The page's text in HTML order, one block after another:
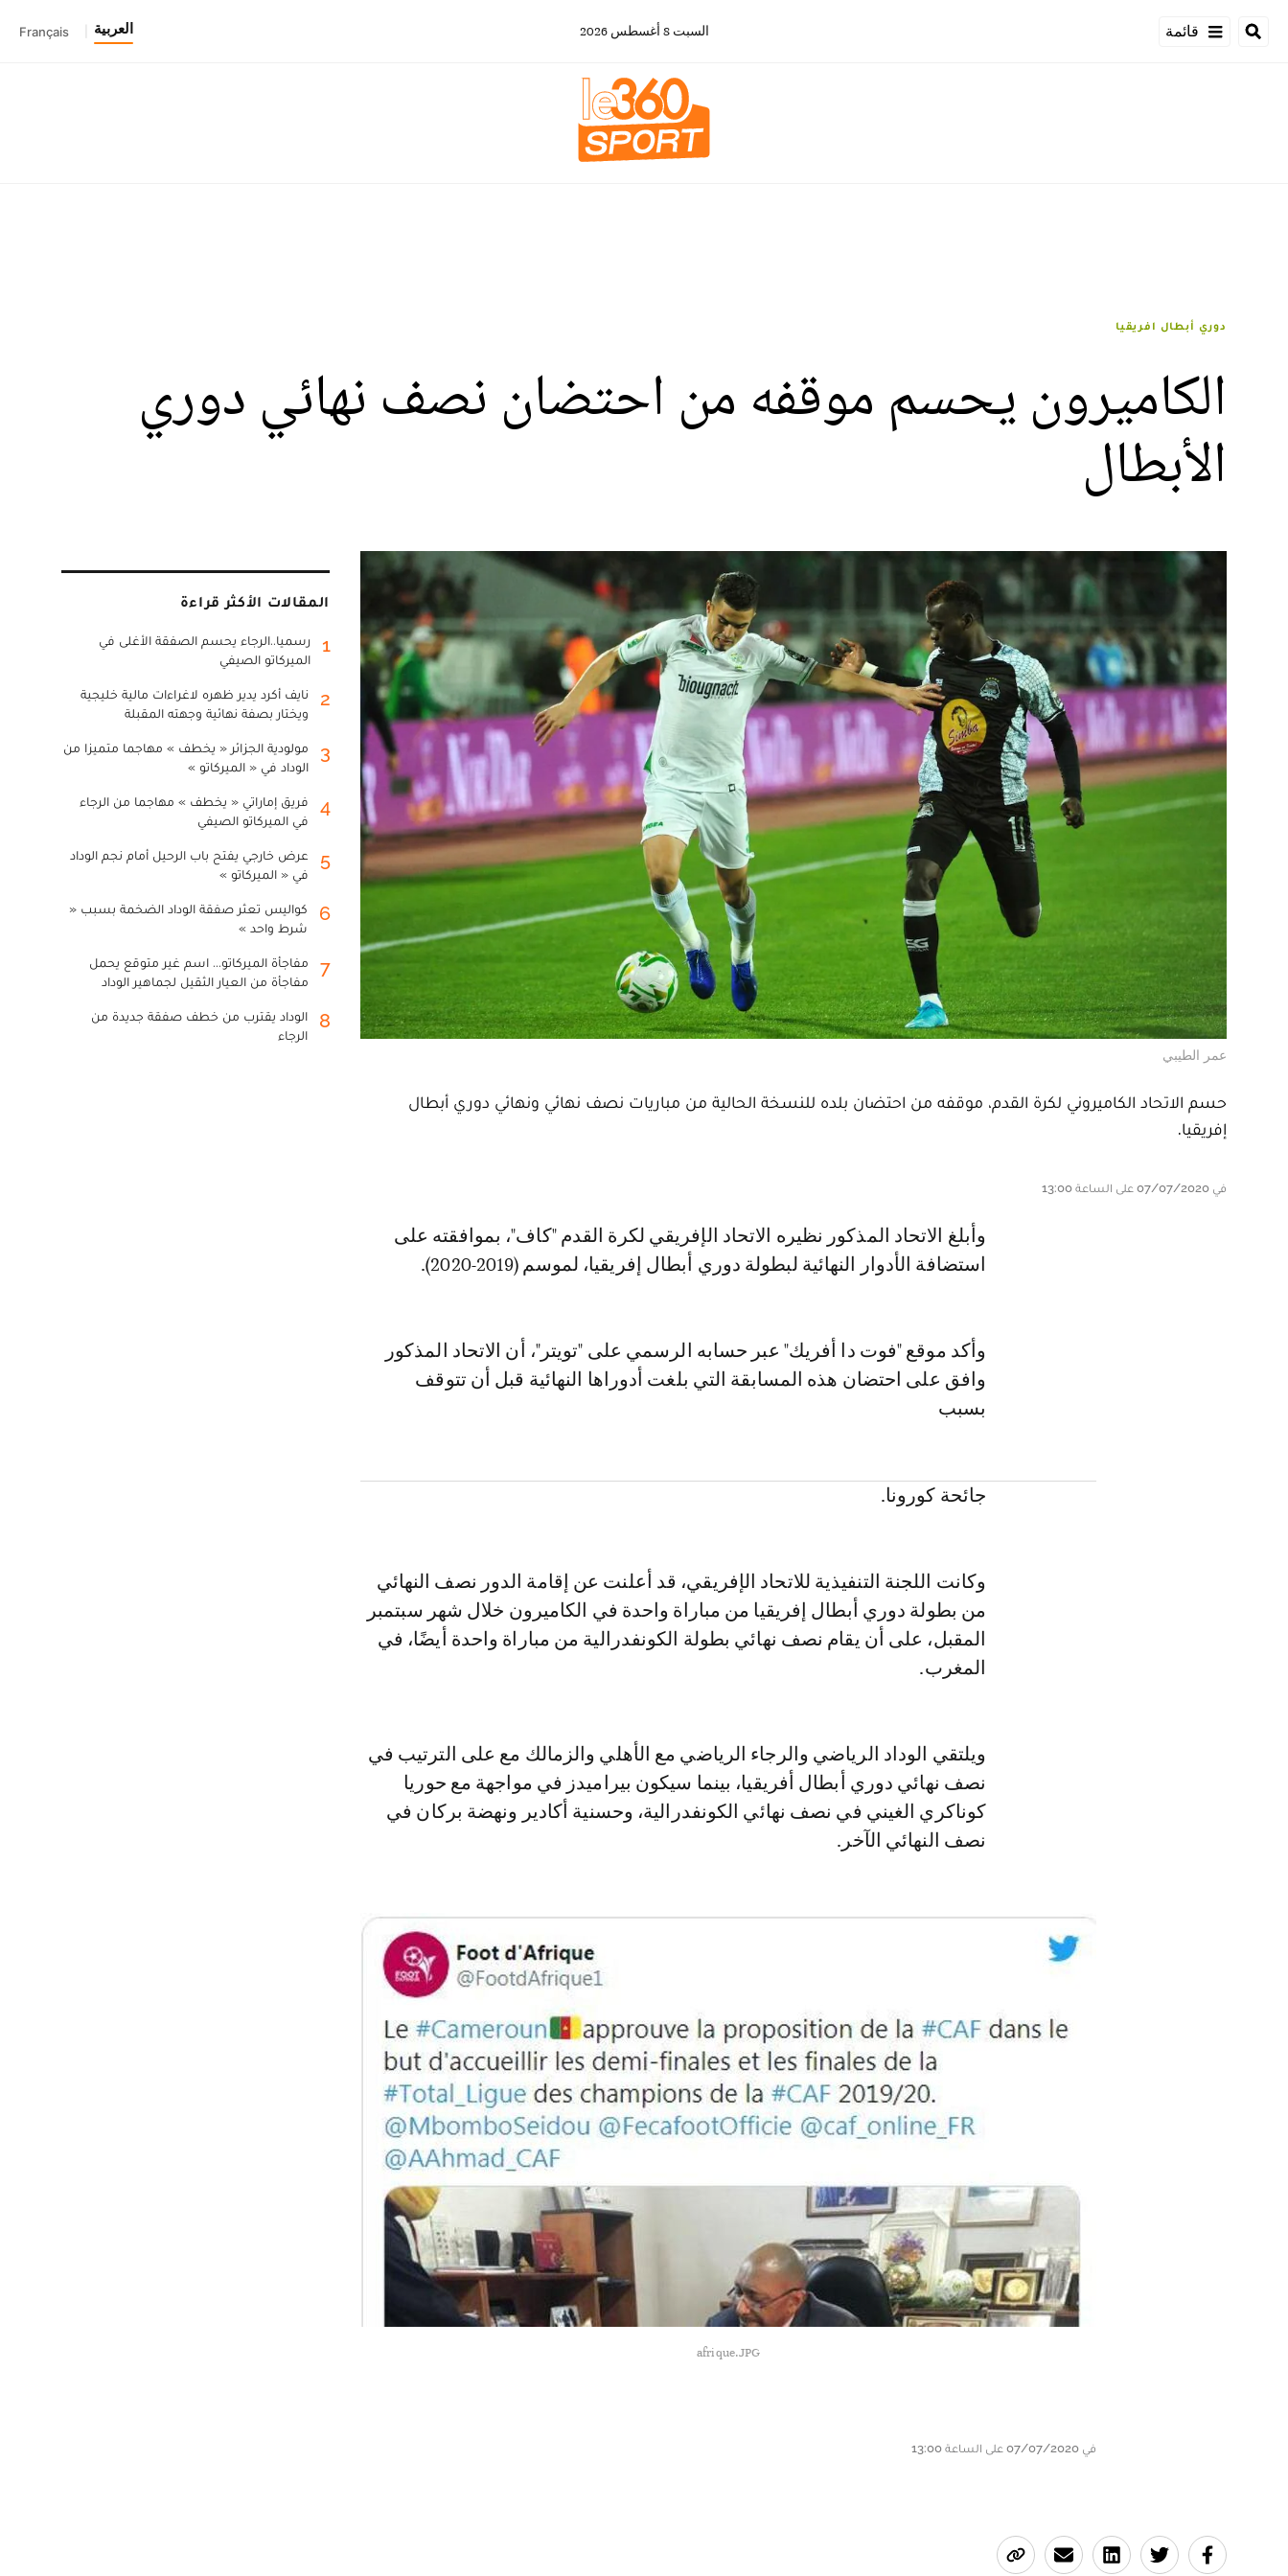
قائمة السبت 8 أغسطس 2026 العربية Français
دوري أبطال افريقيا
الكاميرون يحسم موقفه من احتضان نصف نهائي دوري
الأبطال
عمر الطيبي
حسم الاتحاد الكاميروني لكرة القدم، موقفه من احتضان بلده للنسخة الحالية من مباريات نصف نهائي ونهائي دوري أبطال
إفريقيا.
في 07/07/2020 على الساعة 13:00
وأبلغ الاتحاد المذكور نظيره الاتحاد الإفريقي لكرة القدم "كاف"، بموافقته على
استضافة الأدوار النهائية لبطولة دوري أبطال إفريقيا، لموسم (2019-2020).
وأكد موقع "فوت دا أفريك" عبر حسابه الرسمي على "تويتر"، أن الاتحاد المذكور
وافق على احتضان هذه المسابقة التي بلغت أدوراها النهائية قبل أن تتوقف
بسبب
جائحة كورونا.
وكانت اللجنة التنفيذية للاتحاد الإفريقي، قد أعلنت عن إقامة الدور نصف النهائي
من بطولة دوري أبطال إفريقيا من مباراة واحدة في الكاميرون خلال شهر سبتمبر
المقبل، على أن يقام نصف نهائي بطولة الكونفدرالية من مباراة واحدة أيضًا، في
المغرب.
ويلتقي الوداد الرياضي والرجاء الرياضي مع الأهلي والزمالك مع على الترتيب في
نصف نهائي دوري أبطال أفريقيا، بينما سيكون بيراميدز في مواجهة مع حوريا
كوناكري الغيني في نصف نهائي الكونفدرالية، وحسنية أكادير ونهضة بركان في
نصف النهائي الآخر.
afrique.JPG
في 07/07/2020 على الساعة 13:00
المقالات الأكثر قراءة
1
رسميا..الرجاء يحسم الصفقة الأغلى في
الميركاتو الصيفي
2
نايف أكرد يدير ظهره لاغراءات مالية خليجية
ويختار بصفة نهائية وجهته المقبلة
3
مولودية الجزائر « يخطف » مهاجما متميزا من
الوداد في « الميركاتو »
4
فريق إماراتي « يخطف » مهاجما من الرجاء
في الميركاتو الصيفي
5
عرض خارجي يفتح باب الرحيل أمام نجم الوداد
في « الميركاتو »
6
كواليس تعثر صفقة الوداد الضخمة بسبب «
شرط واحد »
7
مفاجأة الميركاتو... اسم غير متوقع يحمل
مفاجأة من العيار الثقيل لجماهير الوداد
8
الوداد يقترب من خطف صفقة جديدة من
الرجاء